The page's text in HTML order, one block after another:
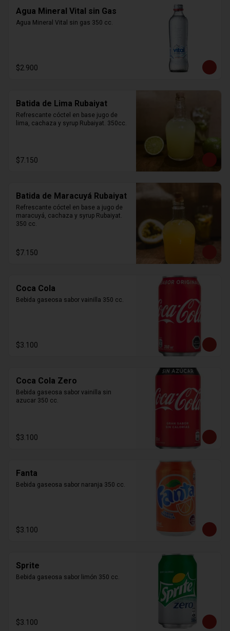
Agua Mineral Vital sin Gas
Agua Mineral Vital sin gas 350 cc.
$2.900
Batida de Lima Rubaiyat
Refrescante cóctel en base jugo de
lima, cachaza y syrup Rubaiyat. 350cc.
$7.150
Batida de Maracuyá Rubaiyat
Refrescante cóctel en base a jugo de
maracuyá, cachaza y syrup Rubaiyat.
350 cc.
$7.150
Coca Cola
Bebida gaseosa sabor vainilla 350 cc.
$3.100
Coca Cola Zero
Bebida gaseosa sabor vainilla sin
azucar 350 cc.
$3.100
Fanta
Bebida gaseosa sabor naranja 350 cc.
$3.100
Sprite
Bebida gaseosa sabor limón 350 cc.
$3.100